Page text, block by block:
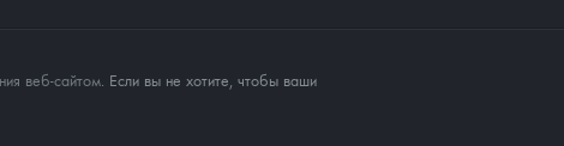
веб-сайтом. Если вы не хотите, чтобы ваши